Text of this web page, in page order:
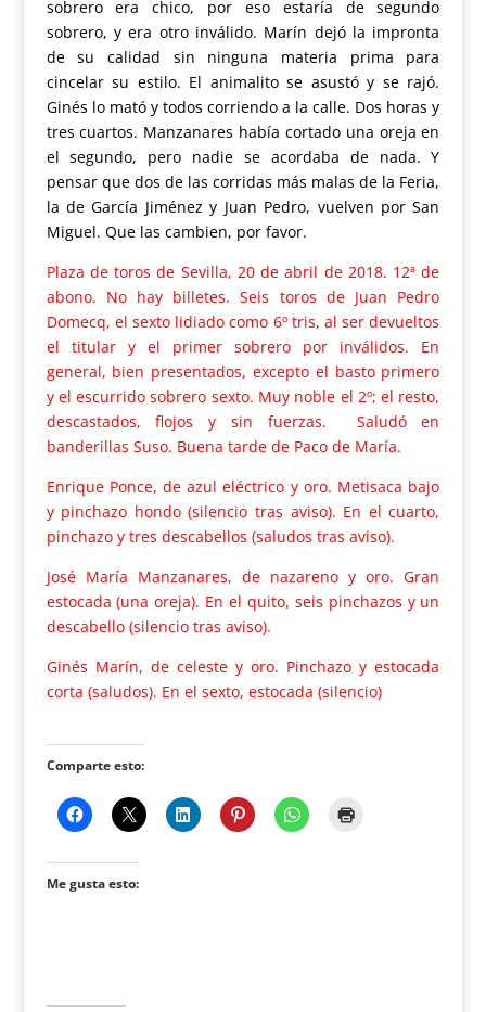
sobrero era chico, por eso estaría de segundo
sobrero, y era otro inválido. Marín dejó la impronta
de su calidad sin ninguna materia prima para
cincelar su estilo. El animalito se asustó y se rajó.
Ginés lo mató y todos corriendo a la calle. Dos horas y
tres cuartos. Manzanares había cortado una oreja en
el segundo, pero nadie se acordaba de nada. Y
pensar que dos de las corridas más malas de la Feria,
la de García Jiménez y Juan Pedro, vuelven por San
Miguel. Que las cambien, por favor.
Plaza de toros de Sevilla, 20 de abril de 2018. 12ª de
abono. No hay billetes. Seis toros de Juan Pedro
Domecq, el sexto lidiado como 6º tris, al ser devueltos
el titular y el primer sobrero por inválidos. En
general, bien presentados, excepto el basto primero
y el escurrido sobrero sexto. Muy noble el 2º; el resto,
descastados, flojos y sin fuerzas. Saludó en
banderillas Suso. Buena tarde de Paco de María.
Enrique Ponce, de azul eléctrico y oro. Metisaca bajo
y pinchazo hondo (silencio tras aviso). En el cuarto,
pinchazo y tres descabellos (saludos tras aviso).
José María Manzanares, de nazareno y oro. Gran
estocada (una oreja). En el quito, seis pinchazos y un
descabello (silencio tras aviso).
Ginés Marín, de celeste y oro. Pinchazo y estocada
corta (saludos). En el sexto, estocada (silencio)
Comparte esto:
Me gusta esto: